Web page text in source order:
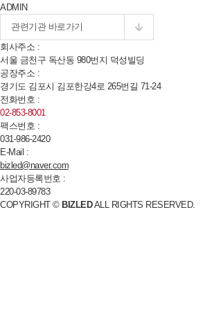
ADMIN
회사주소 :
서울 금천구 독산동 980번지 덕성빌딩
공장주소 :
경기도 김포시 김포한강4로 265번길 71-24
전화번호 :
02-853-8001
팩스번호 :
031-986-2420
E-Mail :
bizled@naver.com
사업자등록번호 :
220-03-89783
COPYRIGHT © BIZLEDALL RIGHTS RESERVED.